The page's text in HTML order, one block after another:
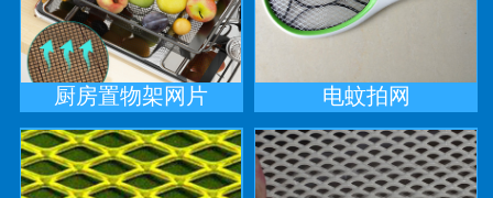
厨房置物架网片 电蚊拍网